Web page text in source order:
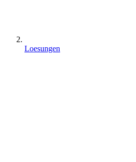
Loesungen